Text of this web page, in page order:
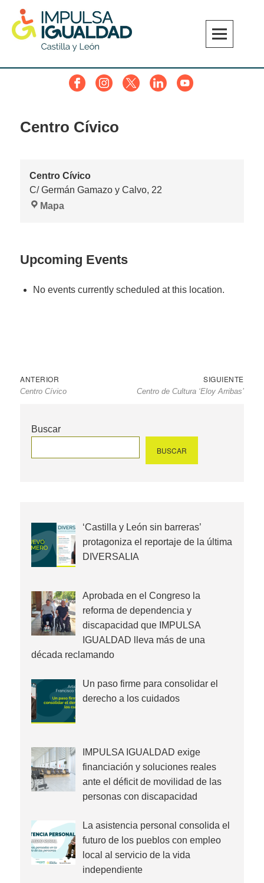
content
FacebookInstagramTwitterLinkedinYouTube
Centro Cívico
Centro Cívico
C/ Germán Gamazo y Calvo, 22
Mapa
Upcoming Events
No events currently scheduled at this location.
Navegación
de
ANTERIOR
anterior
Centro Cívico
SIGUIENTE
Centro de Cultura ‘Eloy Arribas’
Buscar
BUSCAR
‘Castilla y León sin barreras’
protagoniza el reportaje de la última
DIVERSALIA
Aprobada en el Congreso la
reforma de dependencia y
discapacidad que IMPULSA
IGUALDAD lleva más de una
década reclamando
Un paso firme para consolidar el
derecho a los cuidados
IMPULSA IGUALDAD exige
financiación y soluciones reales
ante el déficit de movilidad de las
personas con discapacidad
La asistencia personal consolida el
futuro de los pueblos con empleo
local al servicio de la vida
independiente